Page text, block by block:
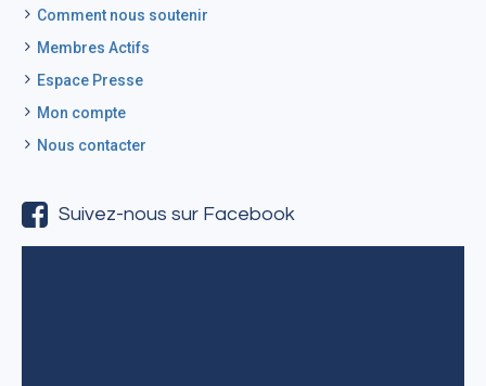
Comment nous soutenir
Membres Actifs
Espace Presse
Mon compte
Nous contacter
Suivez-nous sur Facebook